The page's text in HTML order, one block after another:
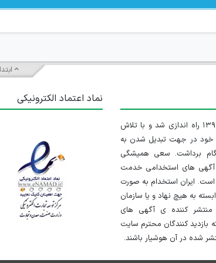
سایت ایران استخدام در تاریخ ۱۳۹۱/۱/۱۰ راه اندازی شد و با تلاش
خود در جهت تبدیل شدن به
برداشت. سعی همیشگی
آگهی های استخدامی خدمت
است. ایران استخدام به صورت
به هیچ نهاد و یا سازمان
منتشر کننده ی آگهی های
بازدید کنندگان محترم سایت
شده در آن هوشیار باشند.
نماد اعتماد الکترونیکی